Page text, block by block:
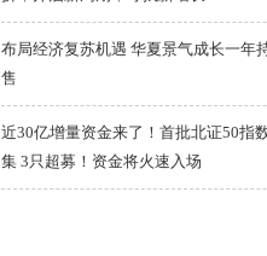
布局经济复苏机遇 华夏景气成长一年
售
近30亿增量资金来了！首批北证50指
集 3只超募！资金将火速入场